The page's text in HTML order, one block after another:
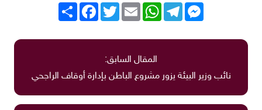
انشر
FacebookTwitterEmail
WhatsAppTelegram
Messenger
المقال السابق:
نائب وزير البيئة يزور مشروع الباطن بإدارة أوقاف الراجحي